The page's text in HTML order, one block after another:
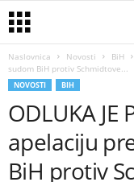
Naslovnica Novosti BiH
sudom BiH protiv Schmidtove...
NOVOSTI BIH
ODLUKA JE
apelaciju
BiH protiv